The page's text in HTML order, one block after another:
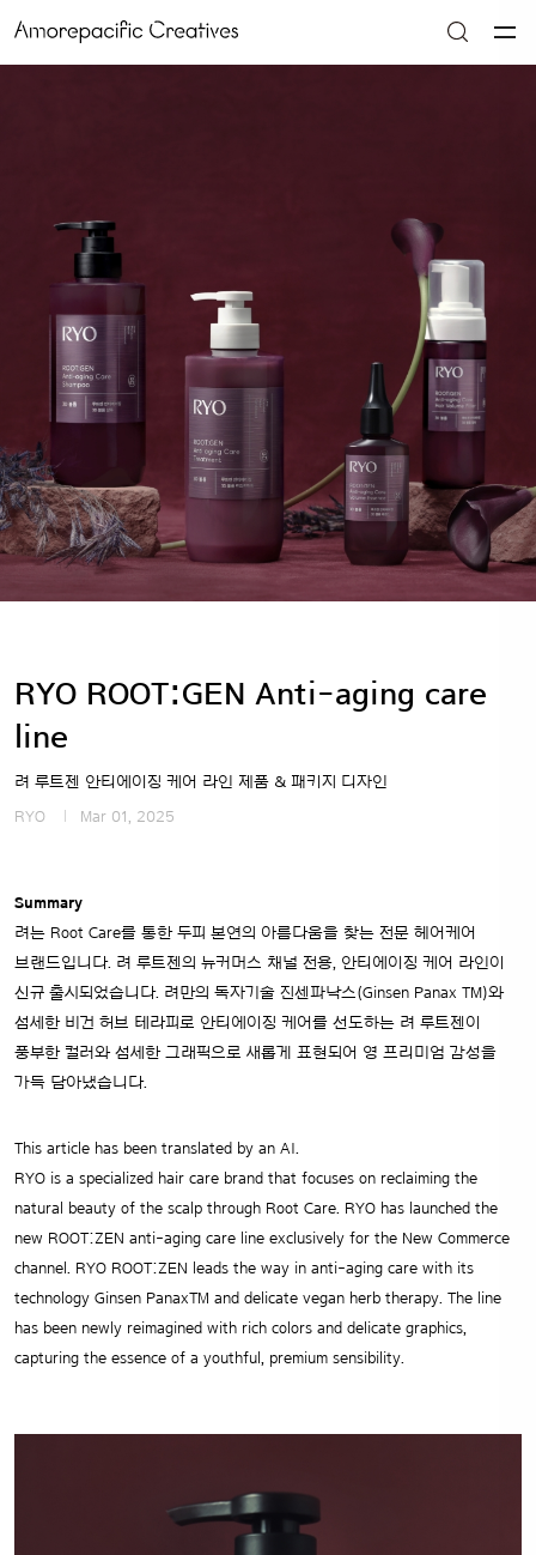
RYO ROOT:GEN Anti-aging care
line
려 루트젠 안티에이징 케어 라인 제품 & 패키지 디자인
RYO Mar 01, 2025
Summary
려는 Root Care를 통한 두피 본연의 아름다움을 찾는 전문 헤어케어
브랜드입니다. 려 루트젠의 뉴커머스 채널 전용, 안티에이징 케어 라인이
신규 출시되었습니다. 려만의 독자기술 진센파낙스(Ginsen Panax TM)와
섬세한 비건 허브 테라피로 안티에이징 케어를 선도하는 려 루트젠이
풍부한 컬러와 섬세한 그래픽으로 새롭게 표현되어 영 프리미엄 감성을
가득 담아냈습니다.
This article has been translated by an AI.
RYO is a specialized hair care brand that focuses on reclaiming the
natural beauty of the scalp through Root Care. RYO has launched the
new ROOT:ZEN anti-aging care line exclusively for the New Commerce
channel. RYO ROOT:ZEN leads the way in anti-aging care with its
technology Ginsen Panax™ and delicate vegan herb therapy. The line
has been newly reimagined with rich colors and delicate graphics,
capturing the essence of a youthful, premium sensibility.